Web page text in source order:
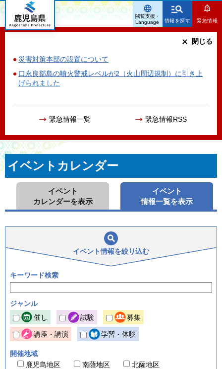
鹿児島県
情報を探す 緊急情報
災害対策本部の設置について
口永良部島の噴火警戒レベルが2（火山周辺規制）に引き上
げられました
緊急情報一覧 緊急情報RSS
閉じる
閲覧支援・
Language
イベントカレンダー
イベント
カレンダーを表示
イベント
情報一覧を表示
イベント情報を絞り込む
キーワード検索
ジャンル
催し
試験 募集
講座・講演 学習・体験
開催地域
鹿児島地区
南薩地区
北薩地区